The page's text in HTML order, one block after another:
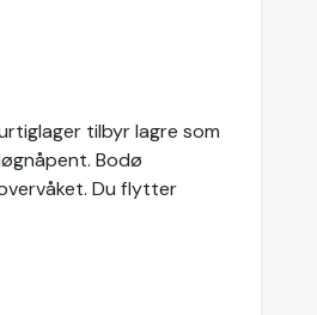
tilbyr lagre som
Bodø
Du flytter